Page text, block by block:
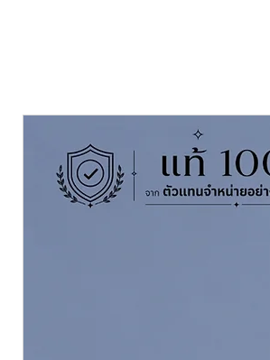
Can be
Thinning
แกลลอน I
ดูแคตตาล๊